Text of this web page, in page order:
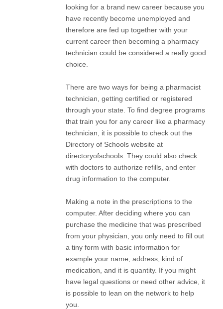
looking for a brand new career because you
have recently become unemployed and
therefore are fed up together with your
current career then becoming a pharmacy
technician could be considered a really good
choice.
There are two ways for being a pharmacist
technician, getting certified or registered
through your state. To find degree programs
that train you for any career like a pharmacy
technician, it is possible to check out the
Directory of Schools website at
directoryofschools. They could also check
with doctors to authorize refills, and enter
drug information to the computer.
Making a note in the prescriptions to the
computer. After deciding where you can
purchase the medicine that was prescribed
from your physician, you only need to fill out
a tiny form with basic information for
example your name, address, kind of
medication, and it is quantity. If you might
have legal questions or need other advice, it
is possible to lean on the network to help
you.